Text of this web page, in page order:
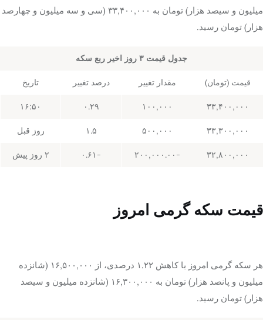
میلیون و سیصد هزار) تومان به ۳۳,۴۰۰,۰۰۰ (سی و سه میلیون و چهارصد
هزار) تومان رسید.
جدول قیمت ۳ روز اخیر ربع سکه
قیمت (تومان) مقدار تغییر درصد تغییر تاریخ
۳۳,۴۰۰,۰۰۰ ۱۰۰,۰۰۰ ۰.۲۹ ۱۶:۵۰
۳۳,۳۰۰,۰۰۰ ۵۰۰,۰۰۰ ۱.۵ روز قبل
۳۲,۸۰۰,۰۰۰ -۲۰۰,۰۰۰.۰۰ -۰.۶۱ ۲ روز پیش
قیمت سکه گرمی امروز
هر سکه گرمی امروز با کاهش ۱.۲۲ درصدی، از ۱۶,۵۰۰,۰۰۰ (شانزده
میلیون و پانصد هزار) تومان به ۱۶,۳۰۰,۰۰۰ (شانزده میلیون و سیصد
هزار) تومان رسید.